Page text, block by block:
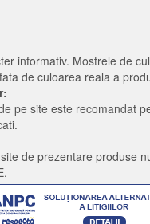
informativ. Mostrele de
de culoarea reala a
pe site este recomandat
de prezentare produse